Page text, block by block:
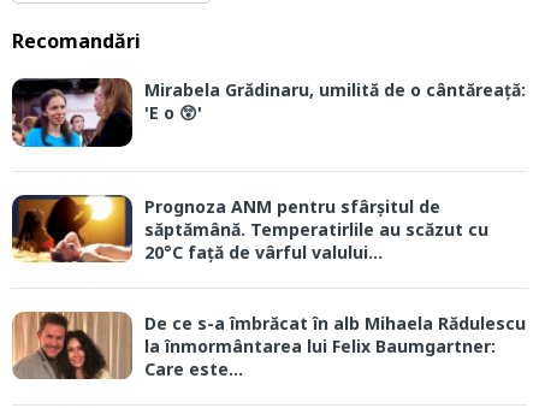
Recomandări
Mirabela Grădinaru, umilită de o cântăreață:
'E o 😲'
Prognoza ANM pentru sfârșitul de
săptămână. Temperatirlile au scăzut cu
20°C față de vârful valului...
De ce s-a îmbrăcat în alb Mihaela Rădulescu
la înmormântarea lui Felix Baumgartner:
Care este...